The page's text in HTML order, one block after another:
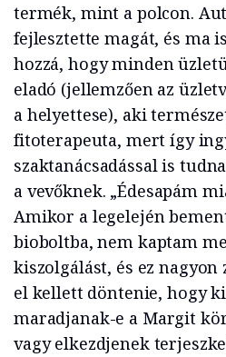
termék, mint a polcon.
fejlesztette magát, és ma
hozzá, hogy minden
eladó (jellemzően az
a helyettese), aki
fitoterapeuta, mert így
szaktanácsadással is
a vevőknek. „Édesapám
Amikor a legelején
bioboltba, nem kaptam
kiszolgálást, és ez nagyon
el kellett döntenie, hogy
maradjanak-e a Margit
vagy elkezdjenek